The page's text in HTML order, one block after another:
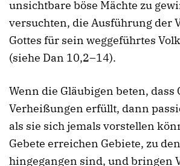
unsichtbare böse Mächte zu
versuchten, die Ausführung der
Gottes für sein weggeführtes
(siehe Dan 10,2–14).
Wenn die Gläubigen beten, dass
Verheißungen erfüllt, dann
als sie sich jemals vorstellen
Gebete erreichen Gebiete, zu
hingegangen sind, und bringen